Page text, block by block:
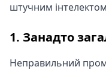
штучним
1. Занадто
Неправильний